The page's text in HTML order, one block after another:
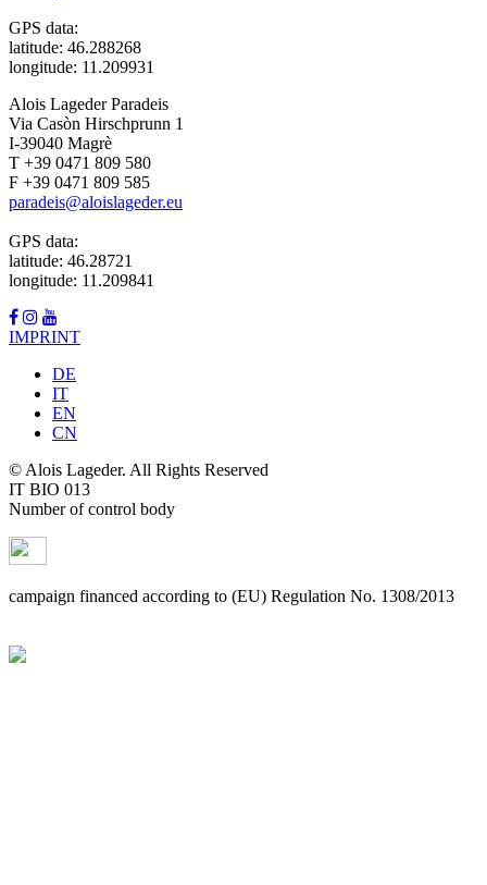
GPS data:
latitude: 46.288268
longitude: 11.209931
Alois Lageder Paradeis
Via Casòn Hirschprunn 1
I-39040 Magrè
T +39 0471 809 580
F +39 0471 809 585
paradeis@aloislageder.eu
GPS data:
latitude: 46.28721
longitude: 11.209841
IMPRINT
DE
IT
EN
CN
© Alois Lageder. All Rights Reserved
IT BIO 013
Number of control body
campaign financed according to (EU) Regulation No. 1308/2013